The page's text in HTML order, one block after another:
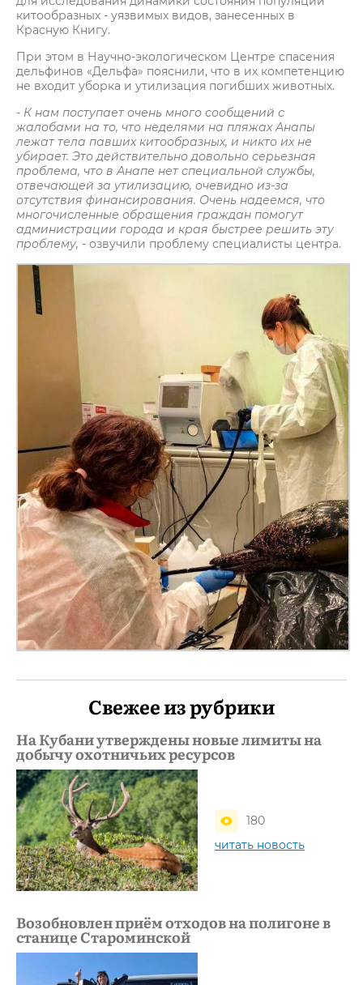
китообразных - уязвимых видов, занесенных в
Красную Книгу.
При этом в Научно-экологическом Центре спасения
дельфинов «Дельфа» пояснили, что в их компетенцию
не входит уборка и утилизация погибших животных.
- К нам поступает очень много сообщений с
жалобами на то, что неделями на пляжах Анапы
лежат тела павших китообразных, и никто их не
убирает. Это действительно довольно серьезная
проблема, что в Анапе нет специальной службы,
отвечающей за утилизацию, очевидно из-за
отсутствия финансирования. Очень надеемся, что
многочисленные обращения граждан помогут
администрации города и края быстрее решить эту
проблему, - озвучили проблему специалисты центра.
Свежее из рубрики
На Кубани утверждены новые лимиты на
добычу охотничьих ресурсов
180
читать новость
Возобновлен приём отходов на полигоне в
станице Староминской